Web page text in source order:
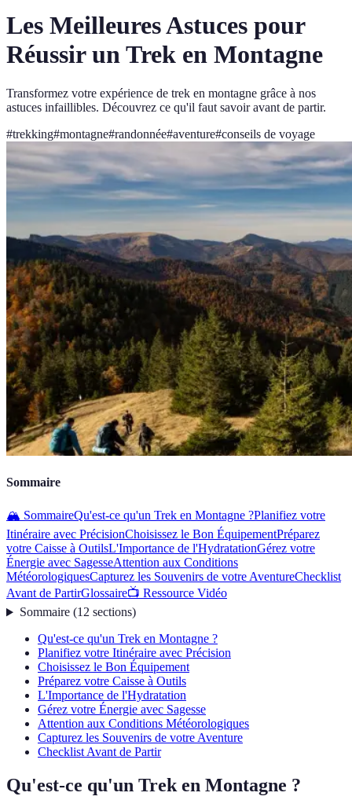
Les Meilleures Astuces pour
Réussir un Trek en Montagne
Transformez votre expérience de trek en montagne grâce à nos
astuces infaillibles. Découvrez ce qu'il faut savoir avant de partir.
#trekking#montagne#randonnée#aventure#conseils de voyage
Sommaire
🏔️ SommaireQu'est-ce qu'un Trek en Montagne ?Planifiez votre
Itinéraire avec PrécisionChoisissez le Bon ÉquipementPréparez
votre Caisse à OutilsL'Importance de l'HydratationGérez votre
Énergie avec SagesseAttention aux Conditions
MétéorologiquesCapturez les Souvenirs de votre AventureChecklist
Avant de PartirGlossaire📺 Ressource Vidéo
Sommaire(12 sections)
Qu'est-ce qu'un Trek en Montagne ?
Planifiez votre Itinéraire avec Précision
Choisissez le Bon Équipement
Préparez votre Caisse à Outils
L'Importance de l'Hydratation
Gérez votre Énergie avec Sagesse
Attention aux Conditions Météorologiques
Capturez les Souvenirs de votre Aventure
Checklist Avant de Partir
Qu'est-ce qu'un Trek en Montagne ?